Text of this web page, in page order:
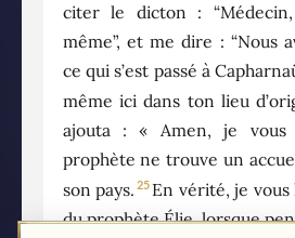
citer le dicton :
même”, et me dire : “Nous
ce qui s’est passé à
même ici dans ton lieu
ajouta : « Amen, je
prophète ne trouve un
son pays. 25 En vérité, je vous
du prophète Élie, lorsque